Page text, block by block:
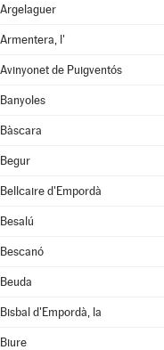
Argelaguer
Armentera, l'
Avinyonet de Puigventós
Banyoles
Bàscara
Begur
Bellcaire d'Empordà
Besalú
Bescanó
Beuda
Bisbal d'Empordà, la
Biure